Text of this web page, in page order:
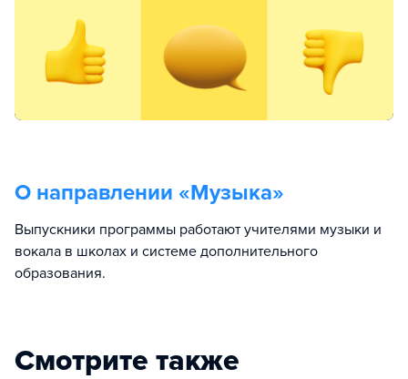
О направлении «Музыка»
Выпускники программы работают учителями музыки и
вокала в школах и системе дополнительного
образования.
Смотрите также